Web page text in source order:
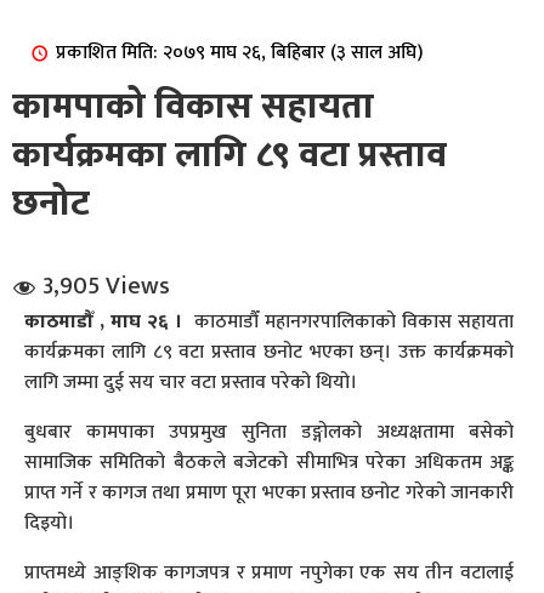
संवाद
प्रकाशित मिति: २०७९ माघ २६, बिहिबार (३ साल अघि)
कामपाको विकास सहायता
कार्यक्रमका लागि ८९ वटा प्रस्ताव
छनोट
3,905 Views
काठमाडौँ , माघ २६ । काठमाडौँ महानगरपालिकाको विकास सहायता
कार्यक्रमका लागि ८९ वटा प्रस्ताव छनोट भएका छन्। उक्त कार्यक्रमको
लागि जम्मा दुई सय चार वटा प्रस्ताव परेको थियो।
बुधबार कामपाका उपप्रमुख सुनिता डङ्गोलको अध्यक्षतामा बसेको
सामाजिक समितिको बैठकले बजेटको सीमाभित्र परेका अधिकतम अङ्क
प्राप्त गर्ने र कागज तथा प्रमाण पूरा भएका प्रस्ताव छनोट गरेको जानकारी
दिइयो।
प्राप्तमध्ये आङ्शिक कागजपत्र र प्रमाण नपुगेका एक सय तीन वटालाई